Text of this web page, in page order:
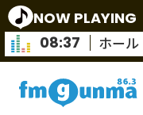
NOW PLAYING
08:37 ホー